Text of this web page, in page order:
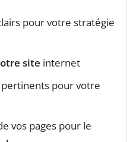
pour votre stratégie
site internet
pertinents pour votre
vos pages pour le